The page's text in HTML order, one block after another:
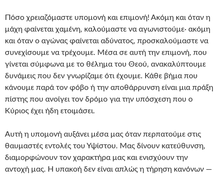
Πόσο χρειαζόμαστε υπομονή και επιμονή! Ακόμη και όταν η
μάχη φαίνεται χαμένη, καλούμαστε να αγωνιστούμε· ακόμη
και όταν ο αγώνας φαίνεται αδύνατος, προσκαλούμαστε να
συνεχίσουμε να τρέχουμε. Μέσα σε αυτή την επιμονή, που
γίνεται σύμφωνα με το θέλημα του Θεού, ανακαλύπτουμε
δυνάμεις που δεν γνωρίζαμε ότι έχουμε. Κάθε βήμα που
κάνουμε παρά τον φόβο ή την αποθάρρυνση είναι μια πράξη
πίστης που ανοίγει τον δρόμο για την υπόσχεση που ο
Κύριος έχει ήδη ετοιμάσει.
Αυτή η υπομονή αυξάνει μέσα μας όταν περπατούμε στις
θαυμαστές εντολές του Υψίστου. Μας δίνουν κατεύθυνση,
διαμορφώνουν τον χαρακτήρα μας και ενισχύουν την
αντοχή μας. Η υπακοή δεν είναι απλώς η τήρηση κανόνων —